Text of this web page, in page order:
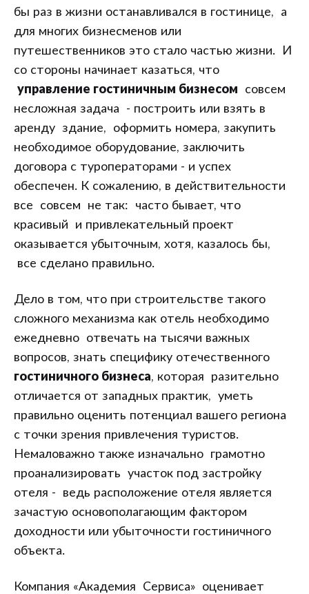
бы раз в жизни останавливался в гостинице, а
для многих бизнесменов или
путешественников это стало частью жизни. И
со стороны начинает казаться, что
управление гостиничным бизнесом совсем
несложная задача - построить или взять в
аренду здание, оформить номера, закупить
необходимое оборудование, заключить
договора с туроператорами - и успех
обеспечен. К сожалению, в действительности
все совсем не так: часто бывает, что
красивый и привлекательный проект
оказывается убыточным, хотя, казалось бы,
все сделано правильно.
Дело в том, что при строительстве такого
сложного механизма как отель необходимо
ежедневно отвечать на тысячи важных
вопросов, знать специфику отечественного
гостиничного бизнеса, которая разительно
отличается от западных практик, уметь
правильно оценить потенциал вашего региона
с точки зрения привлечения туристов.
Немаловажно также изначально грамотно
проанализировать участок под застройку
отеля - ведь расположение отеля является
зачастую основополагающим фактором
доходности или убыточности гостиничного
объекта.
Компания «Академия Сервиса» оценивает